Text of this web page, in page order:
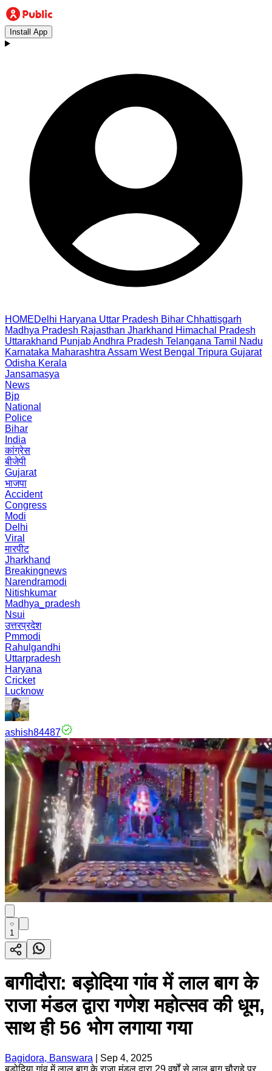
Install App
HOMEDelhi Haryana Uttar Pradesh Bihar Chhattisgarh
Madhya Pradesh Rajasthan Jharkhand Himachal Pradesh
Uttarakhand PunjabAndhra Pradesh Telangana Tamil Nadu
Karnataka Maharashtra Assam West Bengal Tripura Gujarat
Odisha Kerala
Jansamasya
News
Bjp
National
Police
Bihar
India
कांग्रेस
बीजेपी
Gujarat
भाजपा
Accident
Congress
Modi
Delhi
Viral
मारपीट
Jharkhand
Breakingnews
Narendramodi
Nitishkumar
Madhya_pradesh
Nsui
उत्तरप्रदेश
Pmmodi
Rahulgandhi
Uttarpradesh
Haryana
Cricket
Lucknow
ashish84487
1
बागीदौरा: बड़ोदिया गांव में लाल बाग के
राजा मंडल द्वारा गणेश महोत्सव की धूम,
साथ ही 56 भोग लगाया गया
Bagidora, Banswara
Sep 4, 2025
बड़ोदिया गांव में लाल बाग के राजा मंडल द्वारा 29 वर्षों से लाल बाग चौराहे पर